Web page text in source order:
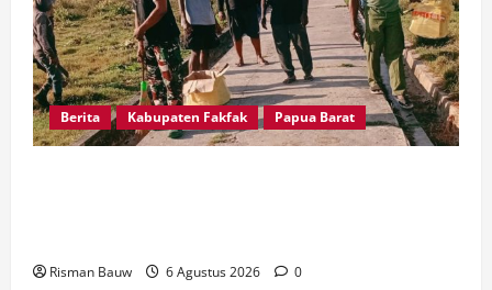
Berita Kabupaten Fakfak Papua Barat
Risman Bauw 6 Agustus 2026 0